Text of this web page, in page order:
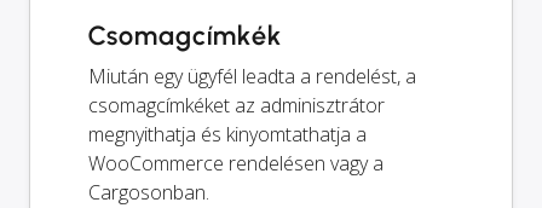
Csomagcímkék
Miután egy ügyfél leadta a rendelést, a
csomagcímkéket az adminisztrátor
megnyithatja és kinyomtathatja a
WooCommerce rendelésen vagy a
Cargosonban.